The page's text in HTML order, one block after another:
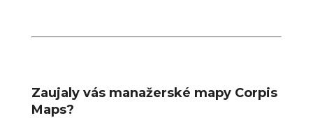
Zaujaly vás manažerské mapy Corpis
Maps?